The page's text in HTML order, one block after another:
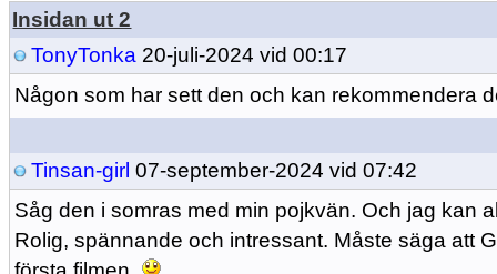
Insidan ut 2
TonyTonka 20-juli-2024 vid 00:17
Någon som har sett den och kan rekommendera
Tinsan-girl 07-september-2024 vid 07:42
Såg den i somras med min pojkvän. Och jag kan
Rolig, spännande och intressant. Måste säga att